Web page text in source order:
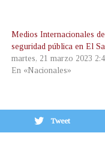
Medios Internacionales
seguridad pública en El
martes, 21 marzo 2023
En «Nacionales»
Tweet